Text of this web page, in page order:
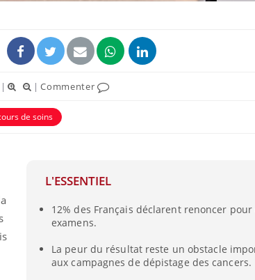
| |Commenter
de soins
L'ESSENTIEL
12% des Français déclarent renoncer
examens.
La peur du résultat reste un obstacle
aux campagnes de dépistage des cancers.